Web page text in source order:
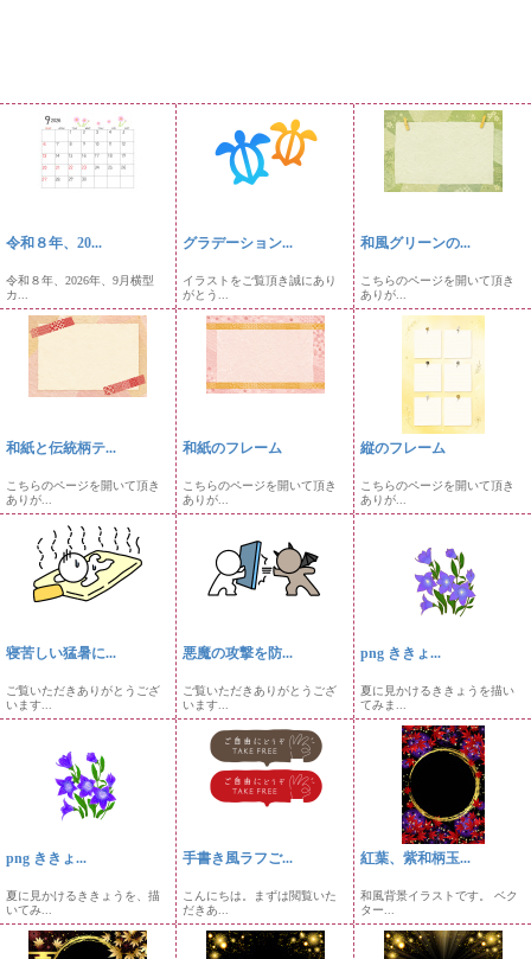
令和８年、20...
令和８年、2026年、9月横型
カ...
グラデーション...
イラストをご覧頂き誠にあり
がとう...
和風グリーンの...
こちらのページを開いて頂き
ありが...
和紙と伝統柄テ...
こちらのページを開いて頂き
ありが...
和紙のフレーム
こちらのページを開いて頂き
ありが...
縦のフレーム
こちらのページを開いて頂き
ありが...
寝苦しい猛暑に...
ご覧いただきありがとうござ
います...
悪魔の攻撃を防...
ご覧いただきありがとうござ
います...
png ききょ...
夏に見かけるききょうを描い
てみま...
png ききょ...
夏に見かけるききょうを、描
いてみ...
手書き風ラフご...
こんにちは。まずは閲覧いた
だきあ...
紅葉、紫和柄玉...
和風背景イラストです。 ベク
ター...